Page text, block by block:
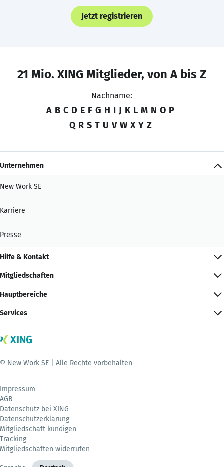
Jetzt registrieren
21 Mio. XING Mitglieder, von A bis Z
Nachname:
A B C D E F G H I J K L M N O P
Q R S T U V W X Y Z
Unternehmen
New Work SE
Karriere
Presse
Hilfe & Kontakt
Mitgliedschaften
Hauptbereiche
Services
© New Work SE | Alle Rechte vorbehalten
Impressum
AGB
Datenschutz bei XING
Datenschutzerklärung
Mitgliedschaft kündigen
Tracking
Mitgliedschaften widerrufen